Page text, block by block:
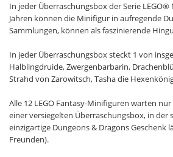
In jeder Überraschungsbox der Serie
Jahren können die Minifigur in aufregende
Sammlungen, können als faszinierende
In jeder Überraschungsbox steckt 1 von
Halblingdruide, Zwergenbarbarin,
Strahd von Zarowitsch, Tasha die
Alle 12 LEGO Fantasy-Minifiguren warten
einer versiegelten Überraschungsbox, in
einzigartige Dungeons & Dragons
Freunden).